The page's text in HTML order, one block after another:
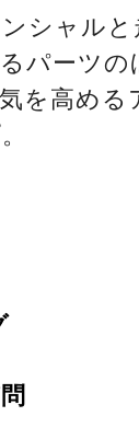
シャルと
パーツの
を高める